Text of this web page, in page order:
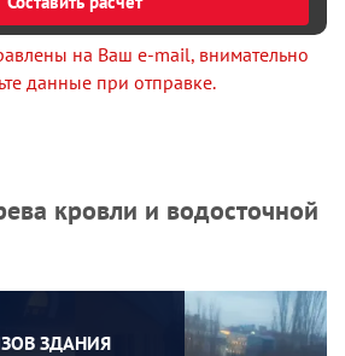
на Ваш e-mail, внимательно
данные при отправке.
кровли и водосточной
ЗДАНИЯ